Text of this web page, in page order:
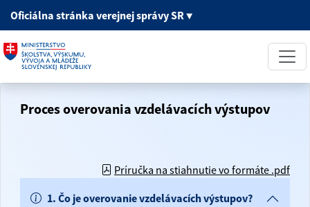
Oficiálna stránka verejnej správy SR▼
Proces overovania vzdelávacích výstupov
Príručka na stiahnutie vo formáte .pdf
1. Čo je overovanie vzdelávacích výstupov?